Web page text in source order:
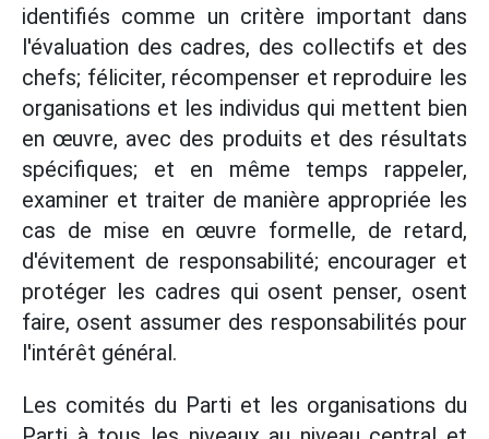
identifiés comme un critère important dans
l'évaluation des cadres, des collectifs et des
chefs; féliciter, récompenser et reproduire les
organisations et les individus qui mettent bien
en œuvre, avec des produits et des résultats
spécifiques; et en même temps rappeler,
examiner et traiter de manière appropriée les
cas de mise en œuvre formelle, de retard,
d'évitement de responsabilité; encourager et
protéger les cadres qui osent penser, osent
faire, osent assumer des responsabilités pour
l'intérêt général.
Les comités du Parti et les organisations du